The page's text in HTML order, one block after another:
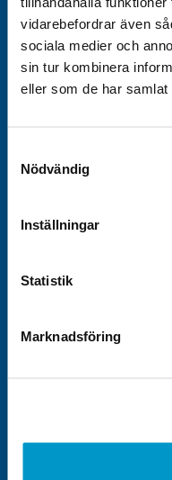
vidarebefordrar även
sociala medier och
sin tur kombinera
eller som de har samlat
Nödvändig
Inställningar
Statistik
Marknadsföring
Tjänster
Kontrollbesiktning
Besikta din bil
Våra guider &
Vi hjälper dig